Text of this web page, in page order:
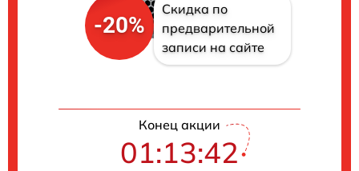
-20%
Скидка по
предварительной
записи на сайте
Конец акции
01:13:41